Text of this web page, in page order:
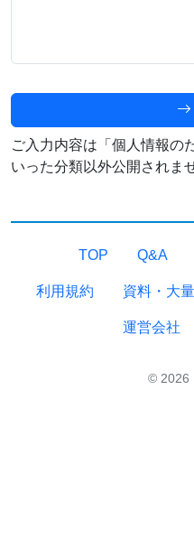
ご入力内容は「個人情報の
いった分類以外公開されま
TOP Q&A
利用規約 資料・大
運営会社
© 2026